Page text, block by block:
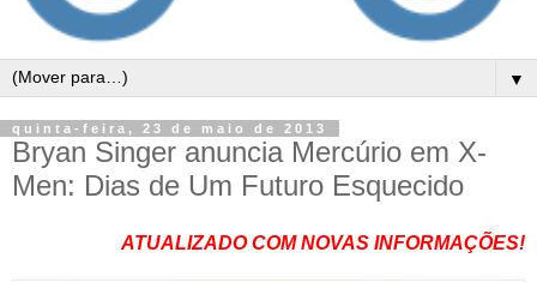
▼
quinta-feira, 23 de maio de 2013
Bryan Singer anuncia Mercúrio em X-
Men: Dias de Um Futuro Esquecido
ATUALIZADO COM NOVAS INFORMAÇÕES!